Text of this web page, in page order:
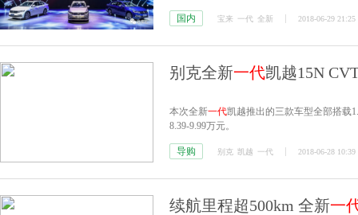
国内 宝来 一代 全新 2018-06-29 21:25
别克全新一代凯越15N
本次全新一代凯越推出的三款车型全部搭载
8.39-9.99万元。
导购 别克 凯越 一代 2018-06-28 10:39
续航里程超500km 全新一